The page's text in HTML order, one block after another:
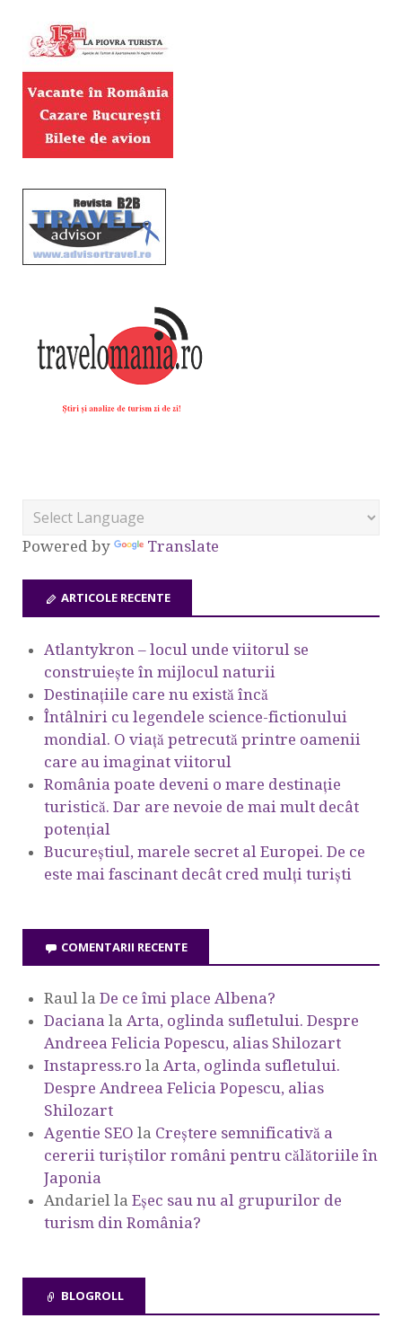
Powered by Translate
ARTICOLE RECENTE
Atlantykron – locul unde viitorul se
construiește în mijlocul naturii
Destinațiile care nu există încă
Întâlniri cu legendele science-fictionului
mondial. O viață petrecută printre oamenii
care au imaginat viitorul
România poate deveni o mare destinație
turistică. Dar are nevoie de mai mult decât
potențial
Bucureștiul, marele secret al Europei. De ce
este mai fascinant decât cred mulți turiști
COMENTARII RECENTE
Raul la De ce îmi place Albena?
Daciana la Arta, oglinda sufletului. Despre
Andreea Felicia Popescu, alias Shilozart
Instapress.ro la Arta, oglinda sufletului.
Despre Andreea Felicia Popescu, alias
Shilozart
Agentie SEO la Creștere semnificativă a
cererii turiștilor români pentru călătoriile în
Japonia
Andariel la Eşec sau nu al grupurilor de
turism din România?
BLOGROLL